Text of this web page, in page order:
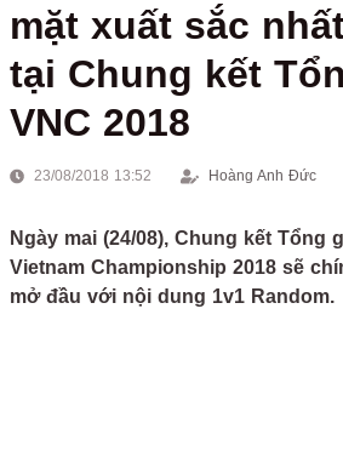
mặt xuất sắc
tại Chung kết
VNC 2018
23/08/2018 13:52 Hoàng Anh Đức
Ngày mai (24/08), Chung kết Tổng
Vietnam Championship 2018 sẽ
mở đầu với nội dung 1v1 Random.